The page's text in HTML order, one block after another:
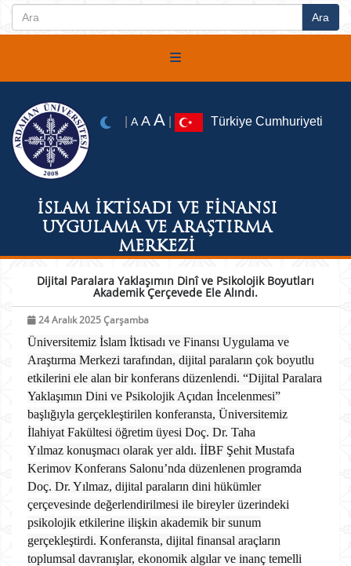
İSLAM İKTİSADI VE FİNANSI
UYGULAMA VE ARAŞTIRMA
MERKEZİ
A A A Türkiye Cumhuriyeti
Dijital Paralara Yaklaşımın Dinî ve Psikolojik Boyutları
Akademik Çerçevede Ele Alındı.
24 Aralık 2025 Çarşamba
Üniversitemiz İslam İktisadı ve Finansı Uygulama ve
Araştırma Merkezi tarafından, dijital paraların çok boyutlu
etkilerini ele alan bir konferans düzenlendi. “Dijital Paralara
Yaklaşımın Dini ve Psikolojik Açıdan İncelenmesi”
başlığıyla gerçekleştirilen konferansta, Üniversitemiz
İlahiyat Fakültesi öğretim üyesi Doç. Dr. Taha
Yılmaz konuşmacı olarak yer aldı. İİBF Şehit Mustafa
Kerimov Konferans Salonu’nda düzenlenen programda
Doç. Dr. Yılmaz, dijital paraların dini hükümler
çerçevesinde değerlendirilmesi ile bireyler üzerindeki
psikolojik etkilerine ilişkin akademik bir sunum
gerçekleştirdi. Konferansta, dijital finansal araçların
toplumsal davranışlar, ekonomik algılar ve inanç temelli